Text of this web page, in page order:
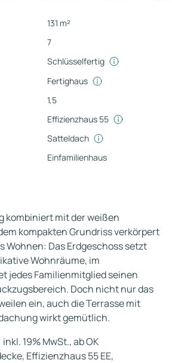
131 m²
7
Schlüsselfertig
Fertighaus
1,5
Effizienzhaus 55
Satteldach
Einfamilienhaus
kombiniert mit der weißen
kompakten Grundriss verkörpert
Wohnen: Das Erdgeschoss setzt
Wohnräume, im
jedes Familienmitglied seinen
Doch nicht nur das
ein, auch die Terrasse mit
wirkt gemütlich.
19% MwSt., ab OK
Effizienzhaus 55 EE,